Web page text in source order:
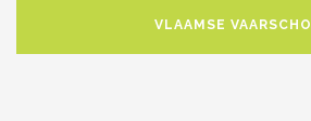
VLAAMSE